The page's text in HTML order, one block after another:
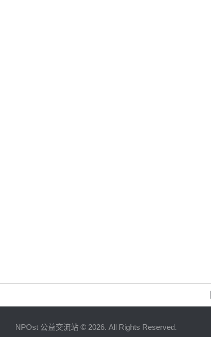
NPOst 公益交流站 © 2026. All Rights Reserved.